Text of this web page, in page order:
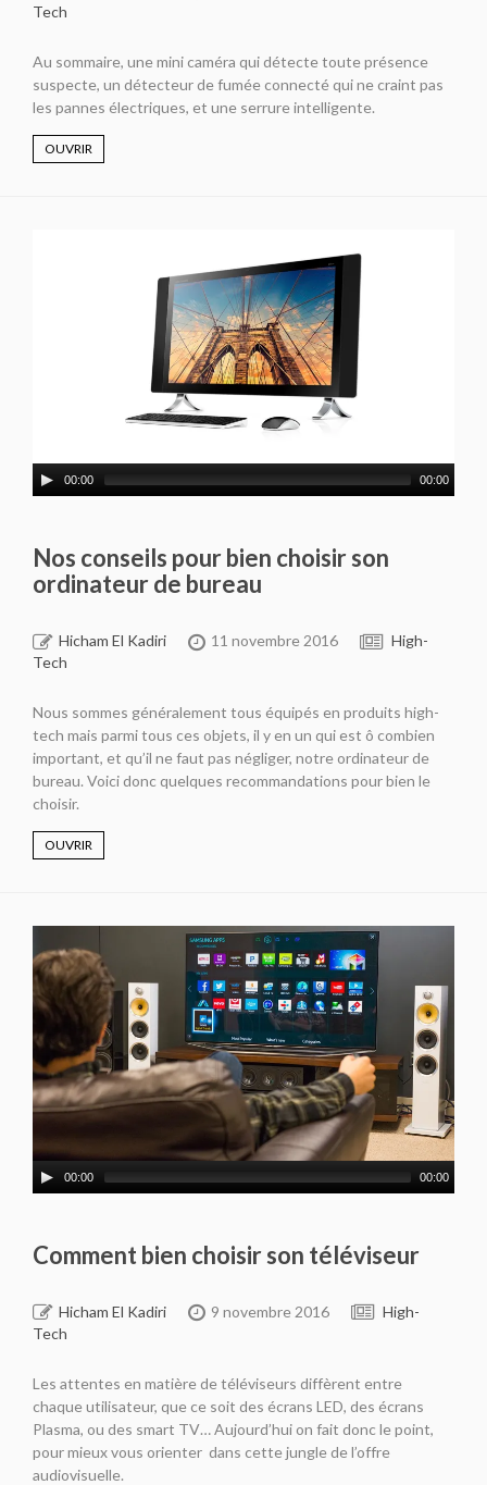
Tech
Au sommaire, une mini caméra qui détecte toute présence
suspecte, un détecteur de fumée connecté qui ne craint pas
les pannes électriques, et une serrure intelligente.
OUVRIR
00:00 00:00
Nos conseils pour bien choisir son
ordinateur de bureau
Hicham El Kadiri 11 novembre 2016
High-
Tech
Nous sommes généralement tous équipés en produits high-
tech mais parmi tous ces objets, il y en un qui est ô combien
important, et qu’il ne faut pas négliger, notre ordinateur de
bureau. Voici donc quelques recommandations pour bien le
choisir.
OUVRIR
00:00 00:00
Comment bien choisir son téléviseur
Hicham El Kadiri 9 novembre 2016
High-
Tech
Les attentes en matière de téléviseurs diffèrent entre
chaque utilisateur, que ce soit des écrans LED, des écrans
Plasma, ou des smart TV… Aujourd’hui on fait donc le point,
pour mieux vous orienter dans cette jungle de l’offre
audiovisuelle.